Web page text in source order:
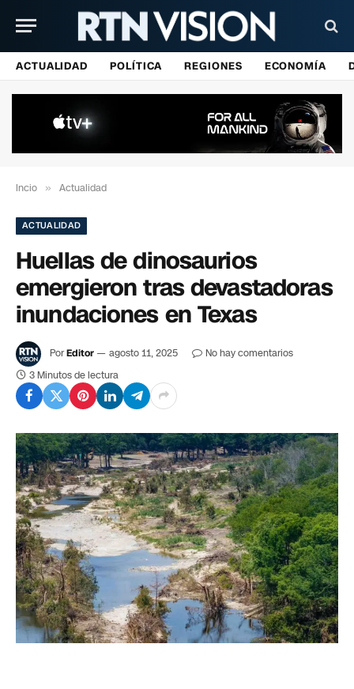
ACTUALIDAD POLÍTICA REGIONES ECONOMÍA
Incio » Actualidad
ACTUALIDAD
Huellas de dinosaurios
emergieron tras devastadoras
inundaciones en Texas
PorEditor agosto 11, 2025
No hay comentarios
3 Minutos de lectura